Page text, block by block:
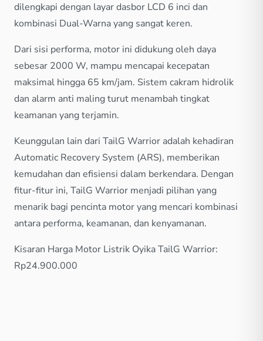
dilengkapi dengan layar dasbor LCD 6 inci dan
kombinasi Dual-Warna yang sangat keren.
Dari sisi performa, motor ini didukung oleh daya
sebesar 2000 W, mampu mencapai kecepatan
maksimal hingga 65 km/jam. Sistem cakram hidrolik
dan alarm anti maling turut menambah tingkat
keamanan yang terjamin.
Keunggulan lain dari TailG Warrior adalah kehadiran
Automatic Recovery System (ARS), memberikan
kemudahan dan efisiensi dalam berkendara. Dengan
fitur-fitur ini, TailG Warrior menjadi pilihan yang
menarik bagi pencinta motor yang mencari kombinasi
antara performa, keamanan, dan kenyamanan.
Kisaran Harga Motor Listrik Oyika TailG Warrior:
Rp24.900.000